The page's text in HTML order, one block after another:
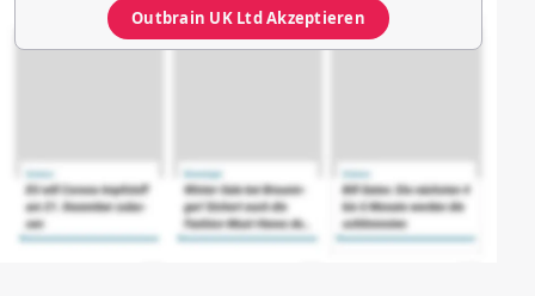
Outbrain UK Ltd Akzeptieren